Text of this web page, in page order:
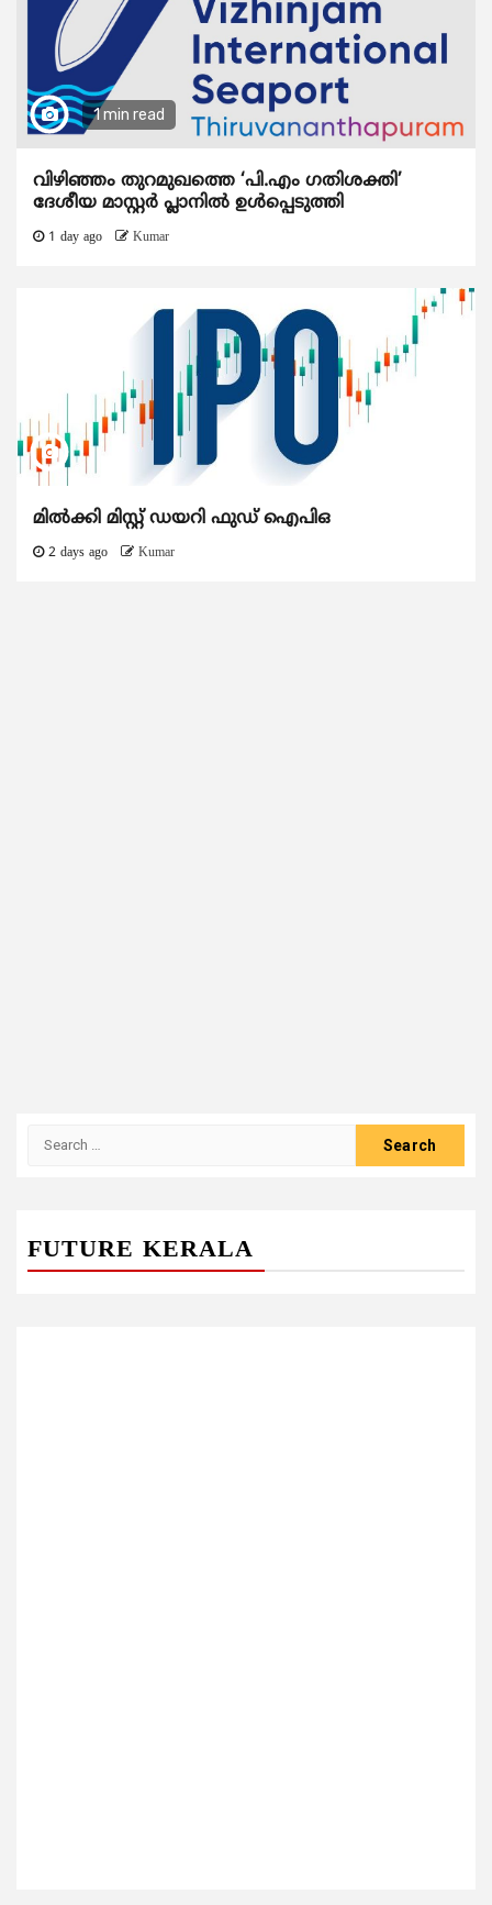
1 min read
വിഴിഞ്ഞം തുറമുഖത്തെ ‘പി.എം ഗതിശക്തി’
ദേശീയ മാസ്റ്റർ പ്ലാനിൽ ഉൾപ്പെടുത്തി
1 day ago Kumar
മിൽക്കി മിസ്റ്റ് ഡയറി ഫുഡ് ഐപിഒ
2 days ago Kumar
FUTURE KERALA